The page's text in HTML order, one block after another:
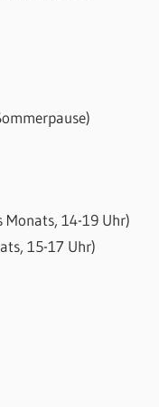
14-19 Uhr)
15-17 Uhr)